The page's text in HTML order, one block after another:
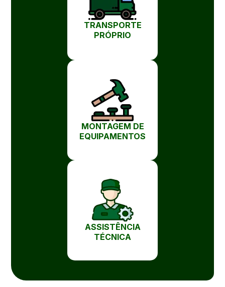
TRANSPORTE
PRÓPRIO
MONTAGEM DE
EQUIPAMENTOS
ASSISTÊNCIA
TÉCNICA